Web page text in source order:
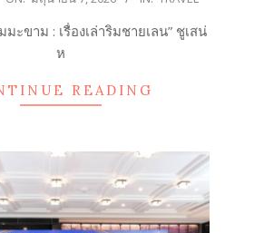
ะขาม : เรื่องเล่าริมชายเลน” ชูเสน่
ห
READING